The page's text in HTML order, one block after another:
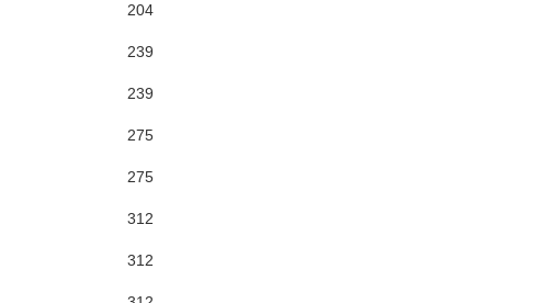
204
239
239
275
275
312
312